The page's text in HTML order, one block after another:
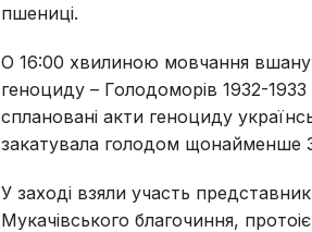
пшениці.
О 16:00 хвилиною мовчання
геноциду – Голодоморів 1932-1933
сплановані акти геноциду
закатувала голодом щонайменше
У заході взяли участь
Мукачівського благочиння,